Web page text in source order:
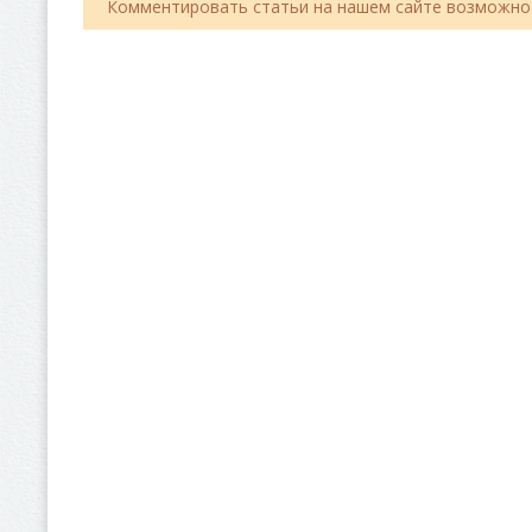
Комментировать статьи на нашем сайте